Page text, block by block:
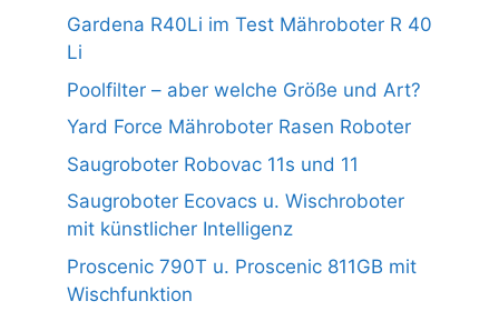
Gardena R40Li im Test Mähroboter R 40
Li
Poolfilter – aber welche Größe und Art?
Yard Force Mähroboter Rasen Roboter
Saugroboter Robovac 11s und 11
Saugroboter Ecovacs u. Wischroboter
mit künstlicher Intelligenz
Proscenic 790T u. Proscenic 811GB mit
Wischfunktion